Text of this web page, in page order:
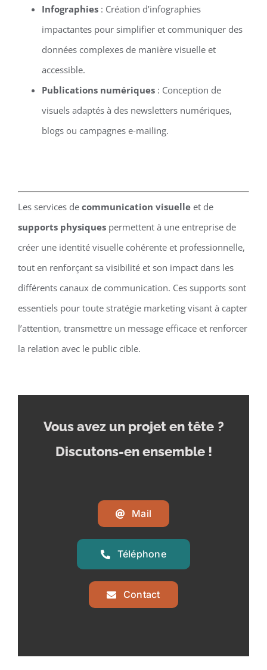
Infographies: Création d’infographies
impactantes pour simplifier et communiquer des
données complexes de manière visuelle et
accessible.
Publications numériques: Conception de
visuels adaptés à des newsletters numériques,
blogs ou campagnes e-mailing.
Les services de communication visuelleet de
supports physiquespermettent à une entreprise de
créer une identité visuelle cohérente et professionnelle,
tout en renforçant sa visibilité et son impact dans les
différents canaux de communication. Ces supports sont
essentiels pour toute stratégie marketing visant à capter
l’attention, transmettre un message efficace et renforcer
la relation avec le public cible.
Vous avez un projet en tête ?
Discutons-en ensemble !
Mail
Téléphone
Contact